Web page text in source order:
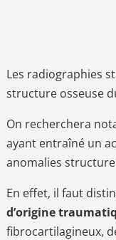
Les radiographies
structure osseuse
On recherchera
ayant entraîné un
anomalies
En effet, il faut
d’origine
fibrocartilagineux,